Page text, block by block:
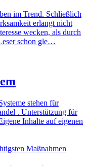
im Trend. Schließlich
erlangt nicht
wecken, als durch
schon gle…
stehen für
. Unterstützung für
Inhalte auf eigenen